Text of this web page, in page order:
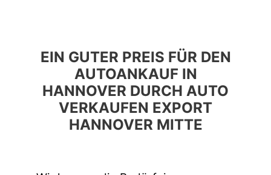
EIN GUTER PREIS FÜR DEN
AUTOANKAUF IN
HANNOVER DURCH AUTO
VERKAUFEN EXPORT
HANNOVER MITTE